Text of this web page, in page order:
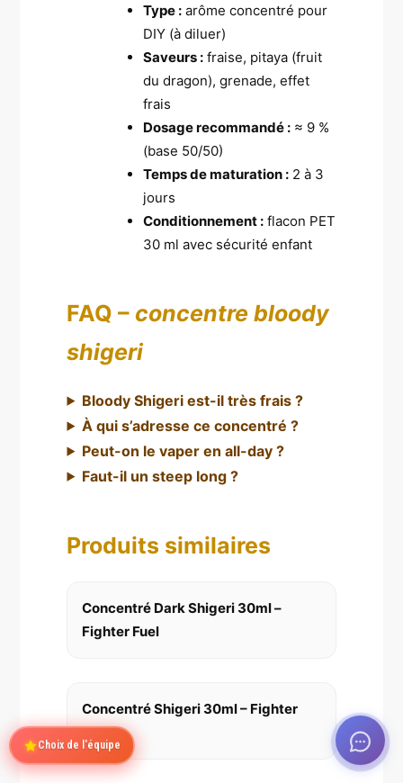
Type : arôme concentré pour
DIY (à diluer)
Saveurs : fraise, pitaya (fruit
du dragon), grenade, effet
frais
Dosage recommandé : ≈ 9 %
(base 50/50)
Temps de maturation : 2 à 3
jours
Conditionnement : flacon PET
30 ml avec sécurité enfant
FAQ –concentre bloody
shigeri
Bloody Shigeri est-il très frais ?
À qui s’adresse ce concentré ?
Peut-on le vaper en all-day ?
Faut-il un steep long ?
Produits similaires
Concentré Dark Shigeri 30ml –
Fighter Fuel
Concentré Shigeri 30ml – Fighter
Fuel
Choix de l'équipe